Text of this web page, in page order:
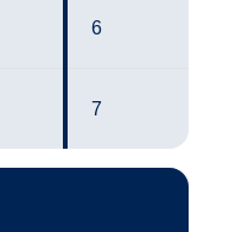
6
7